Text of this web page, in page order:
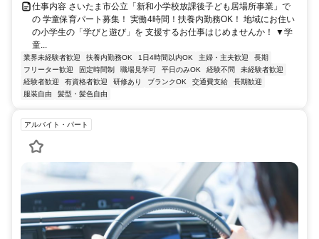
仕事内容 さいたま市公立「新和小学校放課後子ども居場所事業」で
の 学童保育パート募集！ 実働4時間！扶養内勤務OK！ 地域にお住い
の小学生の「学びと遊び」を 支援するお仕事はじめませんか！ ▼学
童...
業界未経験者歓迎 扶養内勤務OK 1日4時間以内OK 主婦・主夫歓迎
長期
フリーター歓迎
固定時間制 職場見学可 平日のみOK 経験不問
未経験者歓迎
経験者歓迎
有資格者歓迎 研修あり ブランクOK 交通費支給
長期歓迎
服装自由
髪型・髪色自由
アルバイト・パート